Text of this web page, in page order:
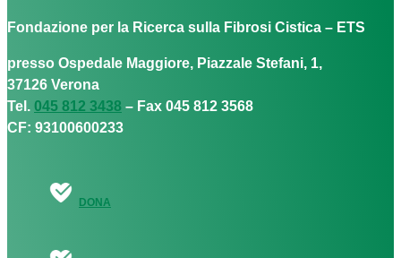
Fondazione per la Ricerca sulla Fibrosi Cistica – ETS
presso Ospedale Maggiore, Piazzale Stefani, 1,
37126 Verona
Tel. 045 812 3438 – Fax 045 812 3568
CF: 93100600233
DONA